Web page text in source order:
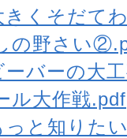
きくそだて
の野さい
ーバーの大
ル大作戦.pdf
っと知りた